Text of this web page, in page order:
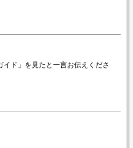
ド」を見たと一言お伝えくださ